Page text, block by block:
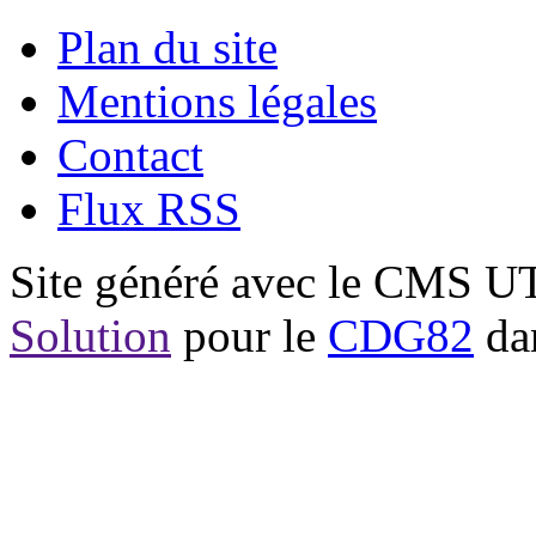
Plan du site
Mentions légales
Contact
Flux RSS
Site généré avec le CMS
Solution pour le CDG82